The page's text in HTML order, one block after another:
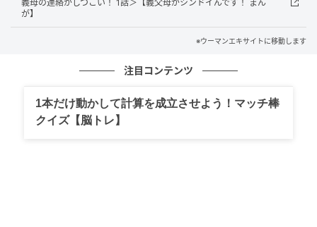
ウーマンエキサイト
義母の連絡がしつこい！ 1話＞【義父母がシンドイんです！ まん
が】
※ウーマンエキサイトに移動します
注目コンテンツ
1本だけ動かして計算を成立させよう！マッチ棒
クイズ【脳トレ】